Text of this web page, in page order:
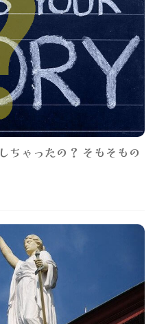
ちゃったの？ そもそもの